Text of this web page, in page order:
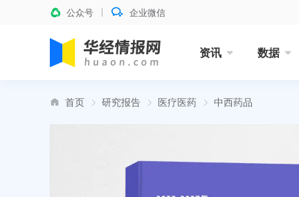
公众号 企业微信
资讯 数据
首页 研究报告 医疗医药 中西药品